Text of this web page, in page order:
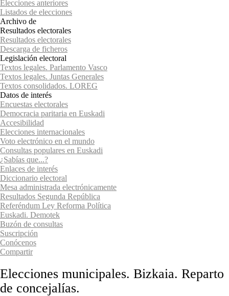
Elecciones anteriores
Listados de elecciones
Archivo de
Resultados electorales
Resultados electorales
Descarga de ficheros
Legislación electoral
Textos legales. Parlamento Vasco
Textos legales. Juntas Generales
Textos consolidados. LOREG
Datos de interés
Encuestas electorales
Democracia paritaria en Euskadi
Accesibilidad
Elecciones internacionales
Voto electrónico en el mundo
Consultas populares en Euskadi
¿Sabías que...?
Enlaces de interés
Diccionario electoral
Mesa administrada electrónicamente
Resultados Segunda República
Referéndum Ley Reforma Política
Euskadi. Demotek
Buzón de consultas
Suscripción
Conócenos
Compartir
Elecciones municipales. Bizkaia. Reparto
de concejalías.